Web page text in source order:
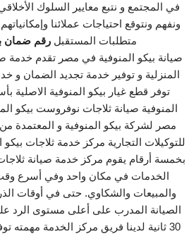
في المجتمع و نتبع معايير السلوك
ونفهم ونتوقع احتياجات عملائنا
متطلبات المستقبل رقم ضمان
صيانة بيكو المنوفية في مصر تقدم خدمة
المنزلية و توفير خدمة تجديد الضمان و
توفر قطع غيار بيكو المنوفية الاصلية
المنوفية صيانة ثلاجات نوفروست بيكو
مصر لشركة بيكو المنوفية و المعتمدة
للتوكيلات التجارية مركز خدمة ثلاجات
بخمسة أرقام يقوم مركز خدمة صيانة
الخدمات في مكان واحد وفي أسرع وقت
والمبيعات والشكاوي. حتى في أوقات
الصيانة المدرب على أعلى مستوى الرد
30 ثانية لدينا فريق مركز الخدمة